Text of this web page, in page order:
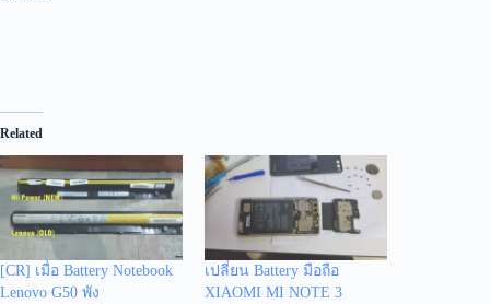
Related
[CR] เมื่อ Battery Notebook
Lenovo G50 พัง
เปลี่ยน Battery มือถือ
XIAOMI MI NOTE 3